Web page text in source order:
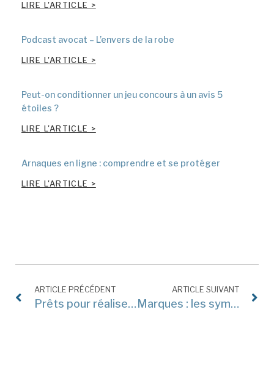
LIRE L'ARTICLE >
Podcast avocat – L’envers de la robe
LIRE L'ARTICLE >
Peut-on conditionner un jeu concours à un avis 5
étoiles ?
LIRE L'ARTICLE >
Arnaques en ligne : comprendre et se protéger
LIRE L'ARTICLE >
ARTICLE PRÉCÉDENT
Prêts pour réaliser les formalités des entreprises en ligne ? 2023, c’est demain.
ARTICLE SUIVANT
Marques : les symboles ™, ® ou © offrent-ils une protection juridique ?